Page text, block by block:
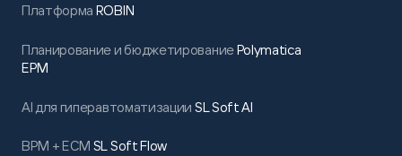
Платформа ROBIN
Планирование и бюджетированиеPolymatica
EPM
AI для гиперавтоматизации SL Soft AI
BPM + ECM SL Soft Flow